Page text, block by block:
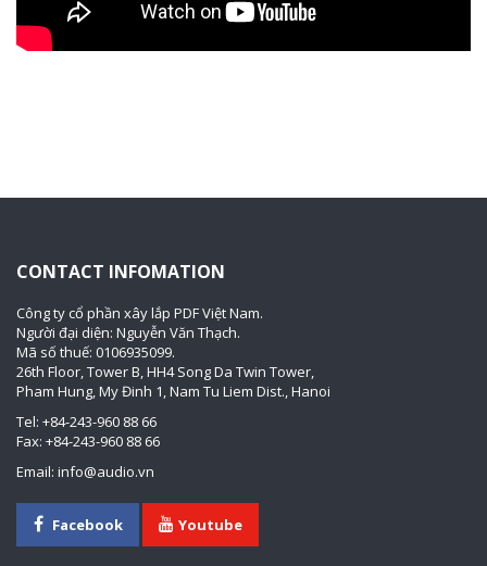
CONTACT INFOMATION
Công ty cổ phần xây lắp PDF Việt Nam.
Người đại diện: Nguyễn Văn Thạch.
Mã số thuế: 0106935099.
26th Floor, Tower B, HH4 Song Da Twin Tower,
Pham Hung, My Đinh 1, Nam Tu Liem Dist., Hanoi
Tel: +84-243-960 88 66
Fax: +84-243-960 88 66
Email: info@audio.vn
Facebook Youtube